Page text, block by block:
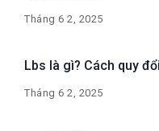
Tháng 6 2, 2025
Lbs là gì? Cách quy
Tháng 6 2, 2025